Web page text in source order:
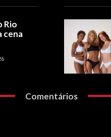
Rio
cena
Comentários